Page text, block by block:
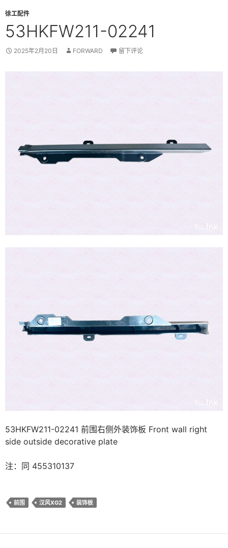
徐工配件
53HKFW211-02241
2025年2月20日 FORWARD 留下评论
53HKFW211-02241 前围右侧外装饰板 Front wall right
side outside decorative plate
注：同 455310137
前围 汉风XG2 装饰板